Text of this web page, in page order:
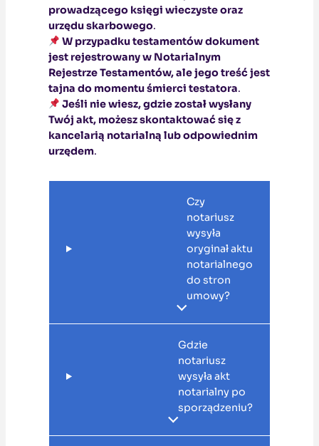
prowadzącego księgi wieczyste oraz
urzędu skarbowego.
W przypadku testamentów dokument
jest rejestrowany w Notarialnym
Rejestrze Testamentów, ale jego treść jest
tajna do momentu śmierci testatora.
Jeśli nie wiesz, gdzie został wysłany
Twój akt, możesz skontaktować się z
kancelarią notarialną lub odpowiednim
urzędem.
Czy
notariusz
wysyła
oryginał aktu
notarialnego
do stron
umowy?
Gdzie
notariusz
wysyła akt
notarialny po
sporządzeniu?